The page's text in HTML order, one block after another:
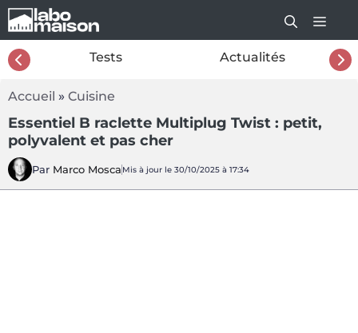
Aller
au
contenu
Tests Actualités
Accueil » Cuisine
Essentiel B raclette Multiplug Twist : petit,
polyvalent et pas cher
Par Marco Mosca Mis à jour le 30/10/2025 à 17:34